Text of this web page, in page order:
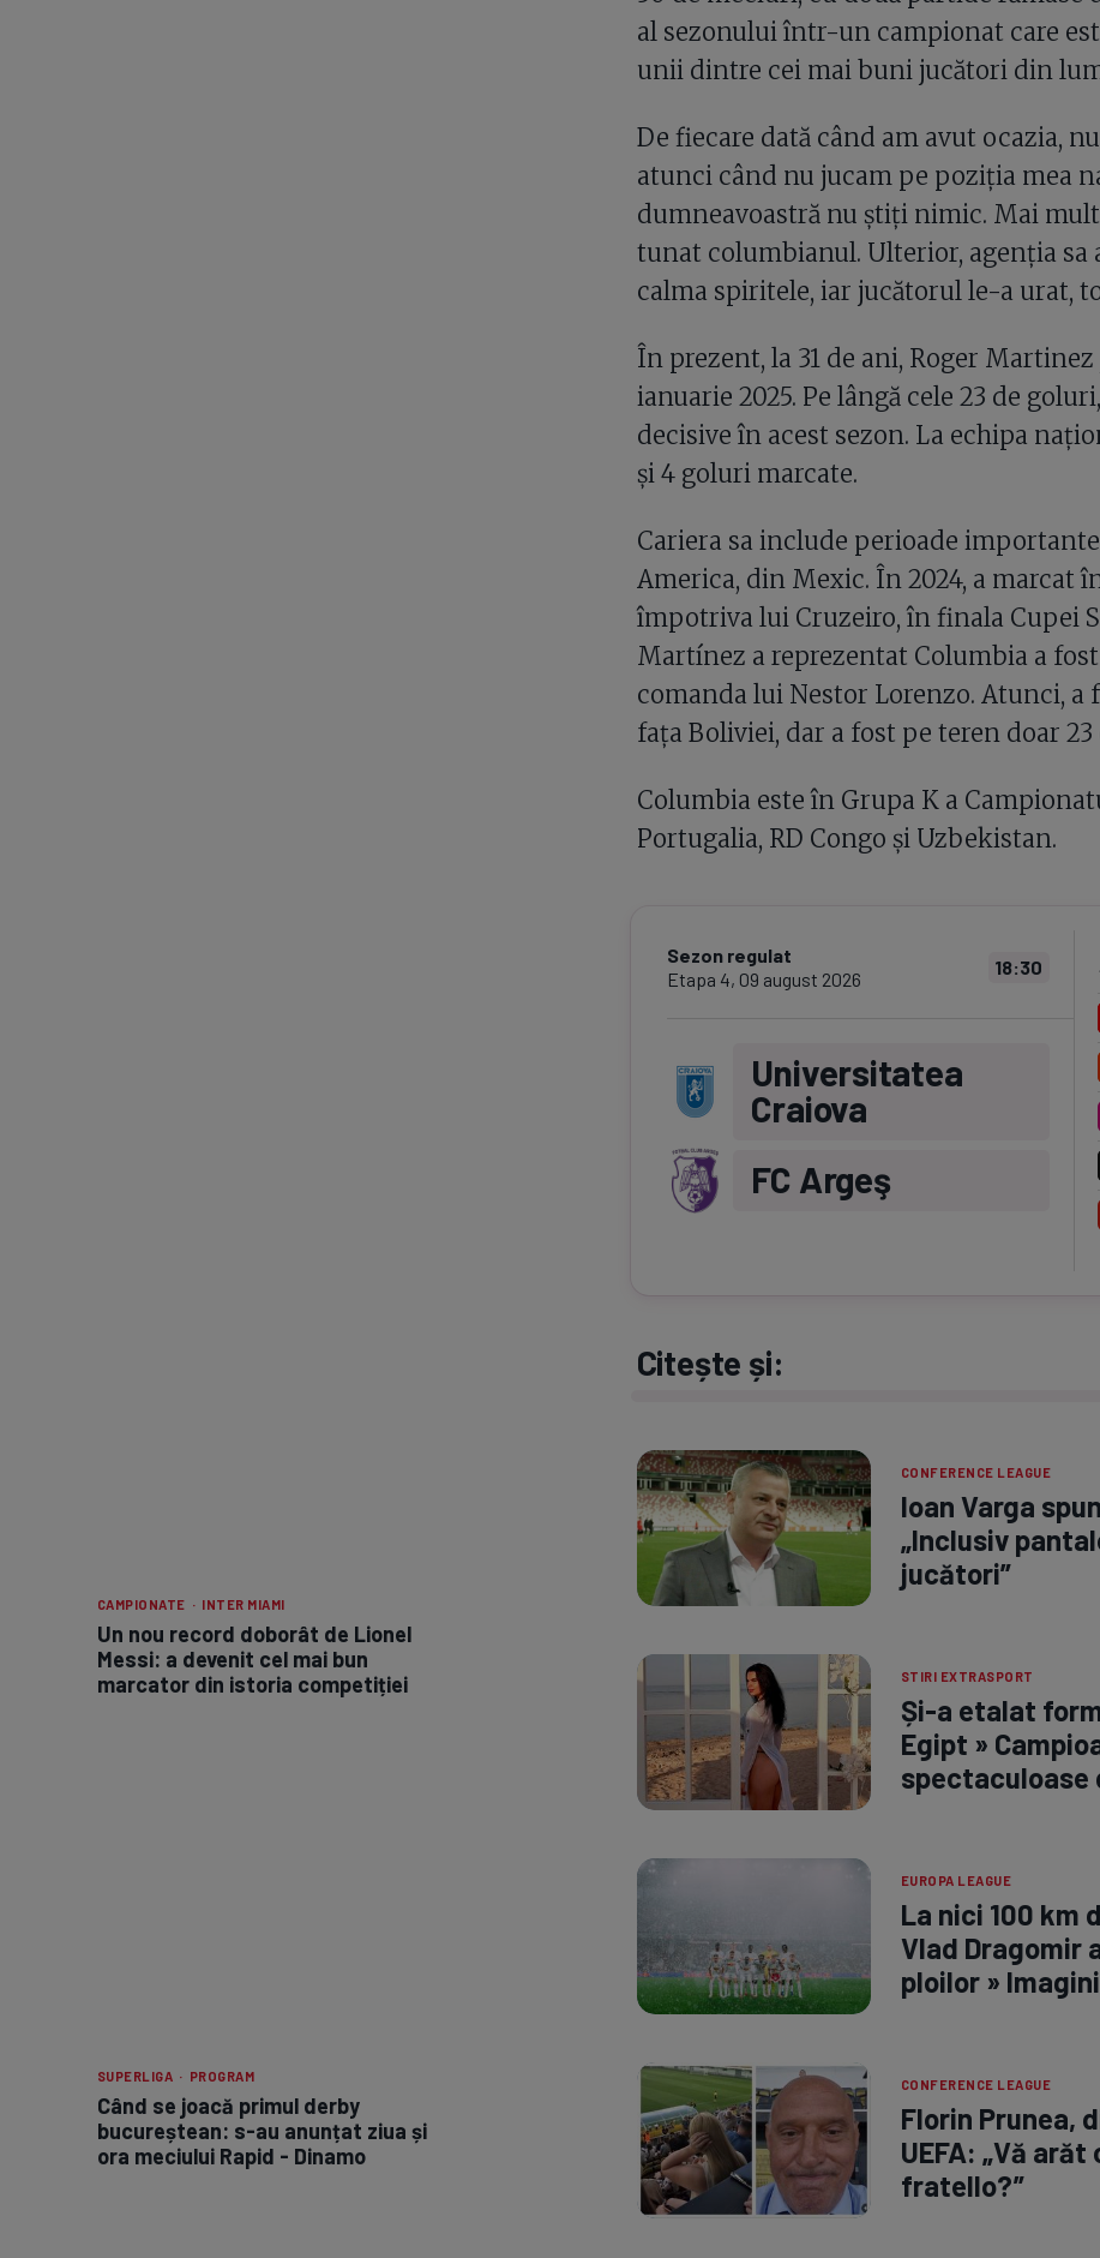
CAMPIONATE · INTER MIAMI
Un nou record doborât de Lionel
Messi: a devenit cel mai bun
marcator din istoria competiției
SUPERLIGA · PROGRAM
Când se joacă primul derby
bucureștean: s-au anunțat ziua și
ora meciului Rapid - Dinamo
al sezonului într-un campionat care
unii dintre cei mai buni jucători din
De fiecare dată când am avut ocazia,
atunci când nu jucam pe poziția mea
dumneavoastră nu știți nimic. Mai mult
tunat columbianul. Ulterior, agenția
calma spiritele, iar jucătorul le-a urat,
În prezent, la 31 de ani, Roger
ianuarie 2025. Pe lângă cele 23 de
decisive în acest sezon. La echipa
și 4 goluri marcate.
Cariera sa include perioade
America, din Mexic. În 2024, a marcat
împotriva lui Cruzeiro, în finala Cupei
Martínez a reprezentat Columbia a
comanda lui Nestor Lorenzo. Atunci,
fața Boliviei, dar a fost pe teren doar
Columbia este în Grupa K a
Portugalia, RD Congo și Uzbekistan.
Sezon regulat
Etapa 4, 09 august 2026
18:30
Universitatea
Craiova
FC Argeş
Citește și:
CONFERENCE LEAGUE
Ioan Varga
„Inclusiv
jucători”
STIRI EXTRASPORT
Și-a etalat
Egipt »
spectaculoase
EUROPA LEAGUE
La nici 100 km
Vlad Dragomir
ploilor »
CONFERENCE LEAGUE
Florin Prunea,
UEFA: „Vă
fratello?”